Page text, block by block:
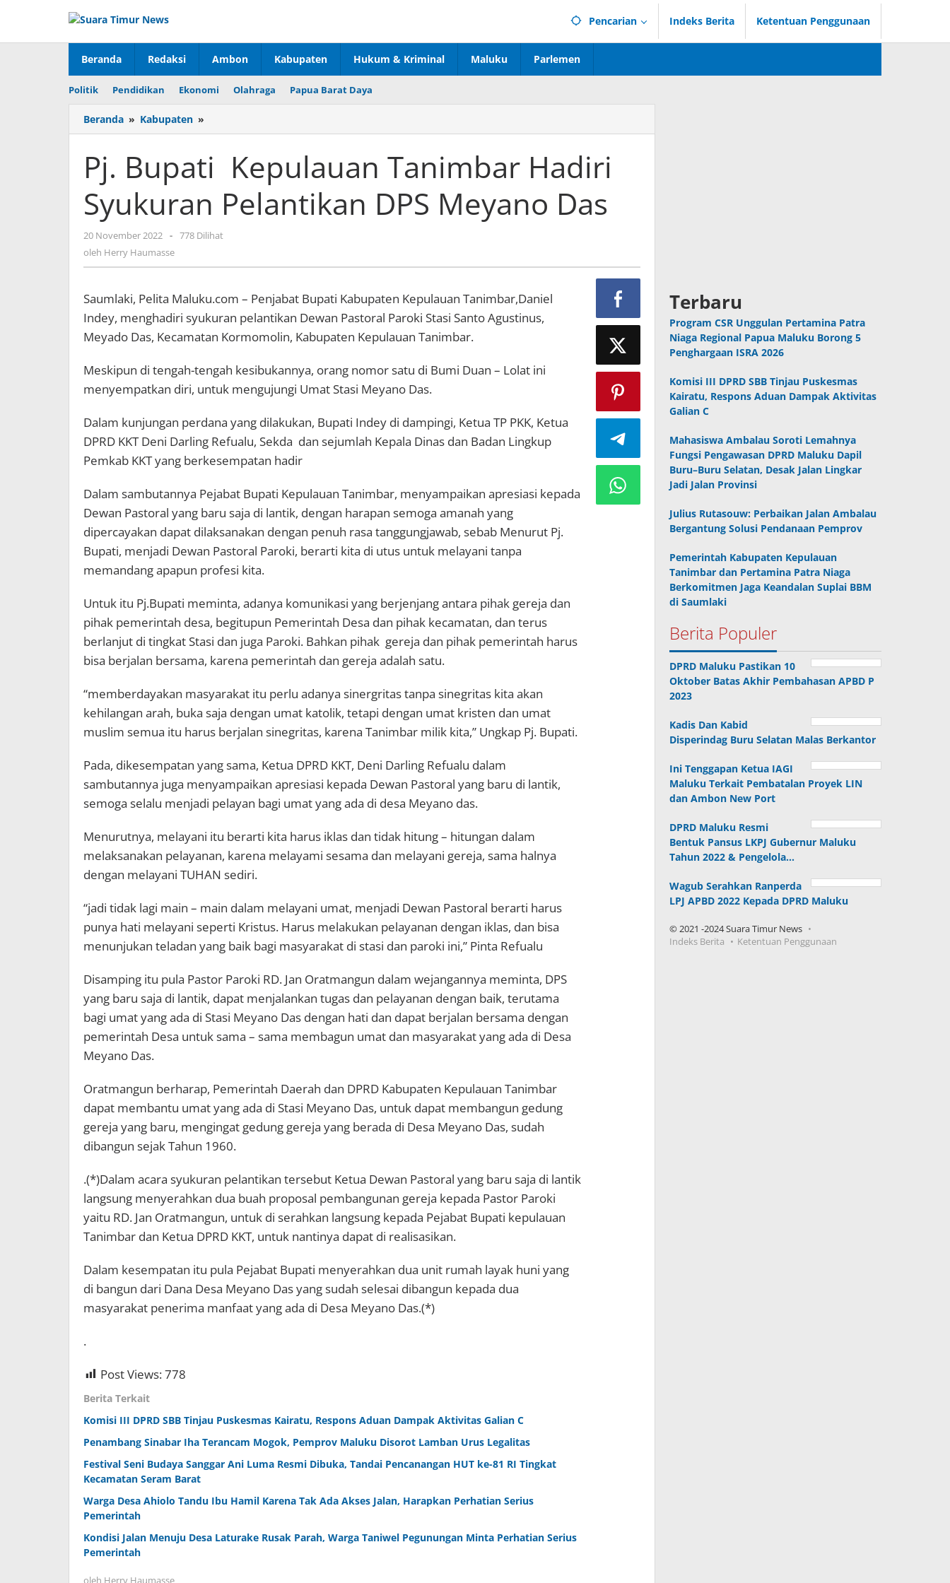
Pencarian Indeks Berita Ketentuan Penggunaan
Beranda Redaksi Ambon Kabupaten Hukum & Kriminal Maluku Parlemen
Politik Pendidikan Ekonomi Olahraga Papua Barat Daya
Beranda » Kabupaten »
Bupati
Tanimbar
Hadiri
Syukuran
Pelantikan
Meyano
Pj. Bupati Kepulauan Tanimbar Hadiri
Syukuran Pelantikan DPS Meyano Das
20 November 2022 oleh
Herry
- 778 Dilihat
oleh Herry Haumasse
Saumlaki, Pelita Maluku.com – Penjabat Bupati Kabupaten Kepulauan Tanimbar,Daniel
Indey, menghadiri syukuran pelantikan Dewan Pastoral Paroki Stasi Santo Agustinus,
Meyado Das, Kecamatan Kormomolin, Kabupaten Kepulauan Tanimbar.
Meskipun di tengah-tengah kesibukannya, orang nomor satu di Bumi Duan – Lolat ini
menyempatkan diri, untuk mengujungi Umat Stasi Meyano Das.
Dalam kunjungan perdana yang dilakukan, Bupati Indey di dampingi, Ketua TP PKK, Ketua
DPRD KKT Deni Darling Refualu, Sekda dan sejumlah Kepala Dinas dan Badan Lingkup
Pemkab KKT yang berkesempatan hadir
Dalam sambutannya Pejabat Bupati Kepulauan Tanimbar, menyampaikan apresiasi kepada
Dewan Pastoral yang baru saja di lantik, dengan harapan semoga amanah yang
dipercayakan dapat dilaksanakan dengan penuh rasa tanggungjawab, sebab Menurut Pj.
Bupati, menjadi Dewan Pastoral Paroki, berarti kita di utus untuk melayani tanpa
memandang apapun profesi kita.
Untuk itu Pj.Bupati meminta, adanya komunikasi yang berjenjang antara pihak gereja dan
pihak pemerintah desa, begitupun Pemerintah Desa dan pihak kecamatan, dan terus
berlanjut di tingkat Stasi dan juga Paroki. Bahkan pihak gereja dan pihak pemerintah harus
bisa berjalan bersama, karena pemerintah dan gereja adalah satu.
“memberdayakan masyarakat itu perlu adanya sinergritas tanpa sinegritas kita akan
kehilangan arah, buka saja dengan umat katolik, tetapi dengan umat kristen dan umat
muslim semua itu harus berjalan sinegritas, karena Tanimbar milik kita,” Ungkap Pj. Bupati.
Pada, dikesempatan yang sama, Ketua DPRD KKT, Deni Darling Refualu dalam
sambutannya juga menyampaikan apresiasi kepada Dewan Pastoral yang baru di lantik,
semoga selalu menjadi pelayan bagi umat yang ada di desa Meyano das.
Menurutnya, melayani itu berarti kita harus iklas dan tidak hitung – hitungan dalam
melaksanakan pelayanan, karena melayami sesama dan melayani gereja, sama halnya
dengan melayani TUHAN sediri.
“jadi tidak lagi main – main dalam melayani umat, menjadi Dewan Pastoral berarti harus
punya hati melayani seperti Kristus. Harus melakukan pelayanan dengan iklas, dan bisa
menunjukan teladan yang baik bagi masyarakat di stasi dan paroki ini,” Pinta Refualu
Disamping itu pula Pastor Paroki RD. Jan Oratmangun dalam wejangannya meminta, DPS
yang baru saja di lantik, dapat menjalankan tugas dan pelayanan dengan baik, terutama
bagi umat yang ada di Stasi Meyano Das dengan hati dan dapat berjalan bersama dengan
pemerintah Desa untuk sama – sama membagun umat dan masyarakat yang ada di Desa
Meyano Das.
Oratmangun berharap, Pemerintah Daerah dan DPRD Kabupaten Kepulauan Tanimbar
dapat membantu umat yang ada di Stasi Meyano Das, untuk dapat membangun gedung
gereja yang baru, mengingat gedung gereja yang berada di Desa Meyano Das, sudah
dibangun sejak Tahun 1960.
.(*)Dalam acara syukuran pelantikan tersebut Ketua Dewan Pastoral yang baru saja di lantik
langsung menyerahkan dua buah proposal pembangunan gereja kepada Pastor Paroki
yaitu RD. Jan Oratmangun, untuk di serahkan langsung kepada Pejabat Bupati kepulauan
Tanimbar dan Ketua DPRD KKT, untuk nantinya dapat di realisasikan.
Dalam kesempatan itu pula Pejabat Bupati menyerahkan dua unit rumah layak huni yang
di bangun dari Dana Desa Meyano Das yang sudah selesai dibangun kepada dua
masyarakat penerima manfaat yang ada di Desa Meyano Das.(*)
.
Post Views:778
Berita Terkait
Komisi III DPRD SBB Tinjau Puskesmas Kairatu, Respons Aduan Dampak Aktivitas Galian C
Penambang Sinabar Iha Terancam Mogok, Pemprov Maluku Disorot Lamban Urus Legalitas
Festival Seni Budaya Sanggar Ani Luma Resmi Dibuka, Tandai Pencanangan HUT ke-81 RI Tingkat
Kecamatan Seram Barat
Warga Desa Ahiolo Tandu Ibu Hamil Karena Tak Ada Akses Jalan, Harapkan Perhatian Serius
Pemerintah
Kondisi Jalan Menuju Desa Laturake Rusak Parah, Warga Taniwel Pegunungan Minta Perhatian Serius
Pemerintah
oleh Herry Haumasse
Terbaru
Program CSR Unggulan Pertamina Patra
Niaga Regional Papua Maluku Borong 5
Penghargaan ISRA 2026
Komisi III DPRD SBB Tinjau Puskesmas
Kairatu, Respons Aduan Dampak Aktivitas
Galian C
Mahasiswa Ambalau Soroti Lemahnya
Fungsi Pengawasan DPRD Maluku Dapil
Buru–Buru Selatan, Desak Jalan Lingkar
Jadi Jalan Provinsi
Julius Rutasouw: Perbaikan Jalan Ambalau
Bergantung Solusi Pendanaan Pemprov
Pemerintah Kabupaten Kepulauan
Tanimbar dan Pertamina Patra Niaga
Berkomitmen Jaga Keandalan Suplai BBM
di Saumlaki
Berita Populer
DPRD Maluku Pastikan 10
Oktober Batas Akhir Pembahasan APBD P
2023
Kadis Dan Kabid
Disperindag Buru Selatan Malas Berkantor
Ini Tenggapan Ketua IAGI
Maluku Terkait Pembatalan Proyek LIN
dan Ambon New Port
DPRD Maluku Resmi
Bentuk Pansus LKPJ Gubernur Maluku
Tahun 2022 & Pengelola…
Wagub Serahkan Ranperda
LPJ APBD 2022 Kepada DPRD Maluku
© 2021 -2024 Suara Timur News
Indeks Berita
Ketentuan Penggunaan